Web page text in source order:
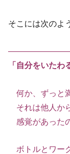
そこには次のよ
「自分をいたわ
何か、ずっと
それは他人か
感覚があった
ボトルとワー